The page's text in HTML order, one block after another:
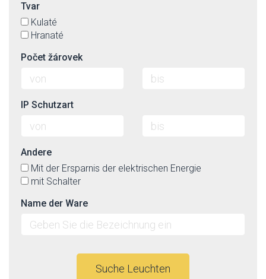
Tvar
Kulaté
Hranaté
Počet žárovek
IP Schutzart
Andere
Mit der Ersparnis der elektrischen Energie
mit Schalter
Name der Ware
Suche Leuchten